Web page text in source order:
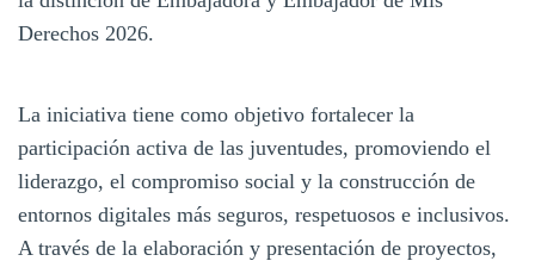
Derechos 2026.
La iniciativa tiene como objetivo fortalecer la
participación activa de las juventudes, promoviendo el
liderazgo, el compromiso social y la construcción de
entornos digitales más seguros, respetuosos e inclusivos.
A través de la elaboración y presentación de proyectos,